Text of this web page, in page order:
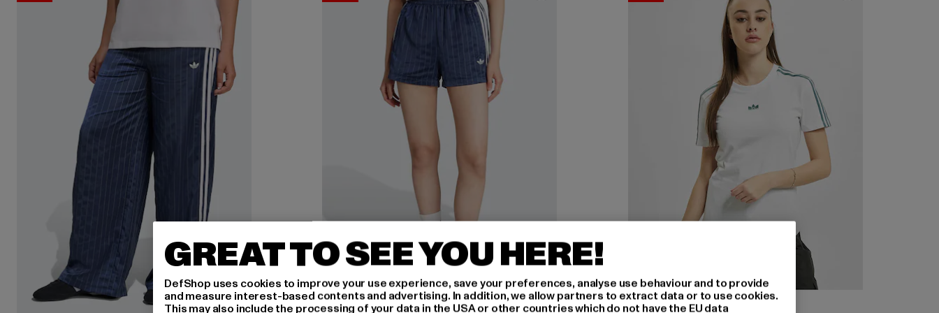
ADIDAS
GREAT TO SEE YOU HERE!
DefShop uses cookies to improve your use experience, save your preferences, analyse use behaviour and to provide
and measure interest-based contents and advertising. In addition, we allow partners to extract data or to use cookies.
This may also include the processing of your data in the USA or other countries which do not have the EU data